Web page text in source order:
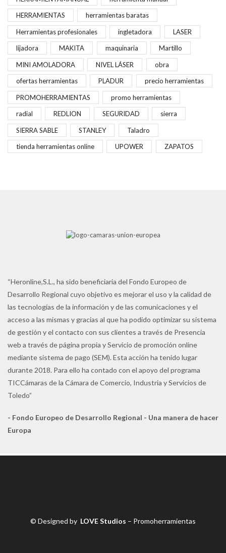
HERRAMIENTAS herramientas baratas
Herramientas profesionales ingletadora LASER
lijadora MAKITA maquinaria Martillo
MINI AMOLADORA NIVEL LÁSER obra
ofertas herramientas PLADUR precio herramientas
PROMOHERRAMIENTAS promo herramientas
radial REDLION SEGURIDAD sierra
SIERRA SABLE STANLEY Taladro
tienda herramientas online UPOWER ZAPATOS
“Heronline,S.L., ha sido beneficiaria del Fondo Europeo de
Desarrollo Regional cuyo objetivo es mejorar el uso y la calidad de
las tecnologías de la información y de las comunicaciones y el
acceso a las mismas y gracias al que ha podido optimizar su sistema
de gestión y el contacto con sus clientes a través de Presencia
web a través de página propia y Servicio de promoción online
mediante sistema de pago (SEM). Esta acción ha tenido lugar
durante 2018. Para ello ha contado con el apoyo del programa
TICCámaras de la Cámara de Comercio, Industria y Servicios de
Toledo”
- Fondo Europeo de Desarrollo Regional - Una manera de hacer
Europa
© Designed by LOVE Studios – Promoherramientas